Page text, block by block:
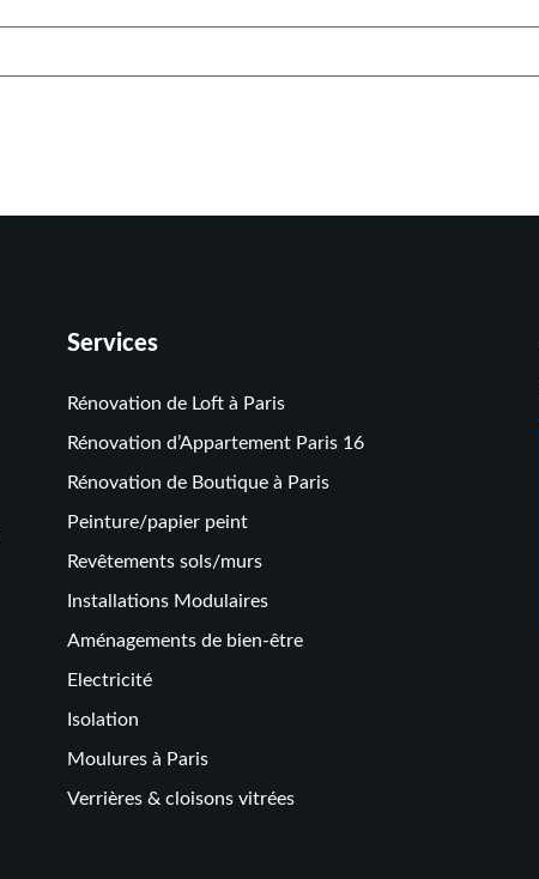
Services
Rénovation de Loft à Paris
Rénovation d’Appartement Paris 16
Rénovation de Boutique à Paris
Peinture/papier peint
Revêtements sols/murs
Installations Modulaires
Aménagements de bien-être
Electricité
Isolation
Moulures à Paris
Verrières & cloisons vitrées